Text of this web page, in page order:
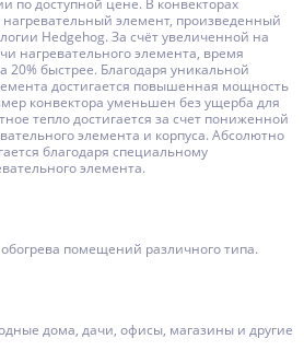
по доступной цене. В конвекторах
элемент, произведенный
Hedgehog. За счёт увеличенной на
нагревательного элемента, время
20% быстрее. Благодаря уникальной
достигается повышенная мощность
конвектора уменьшен без ущерба для
тепло достигается за счет пониженной
элемента и корпуса. Абсолютно
благодаря специальному
элемента.
помещений различного типа.
дома, дачи, офисы, магазины и другие